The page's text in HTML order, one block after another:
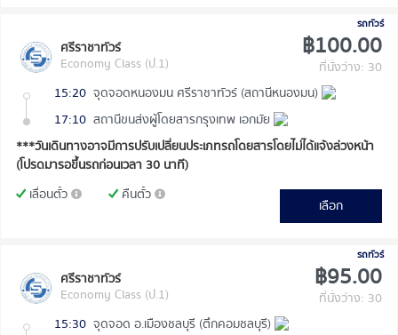
รถทัวร์
ศรีราชาทัวร์
Economy Class (ป.1)
฿100.00
ที่นั่งว่าง: 30
15:20 จุดจอดหนองมน ศรีราชาทัวร์ (สถานีหนองมน)
17:10 สถานีขนส่งผู้โดยสารกรุงเทพ เอกมัย
***วันเดินทางอาจมีการปรับเปลี่ยนประเภทรถโดยสารโดยไม่ได้แจ้งล่วงหน้า
(โปรดมารอขึ้นรถก่อนเวลา 30 นาที)
เลื่อนตั๋ว
คืนตั๋ว
เลือก
รถทัวร์
ศรีราชาทัวร์
Economy Class (ป.1)
฿95.00
ที่นั่งว่าง: 30
15:30 จุดจอด อ.เมืองชลบุรี (ตึกคอมชลบุรี)